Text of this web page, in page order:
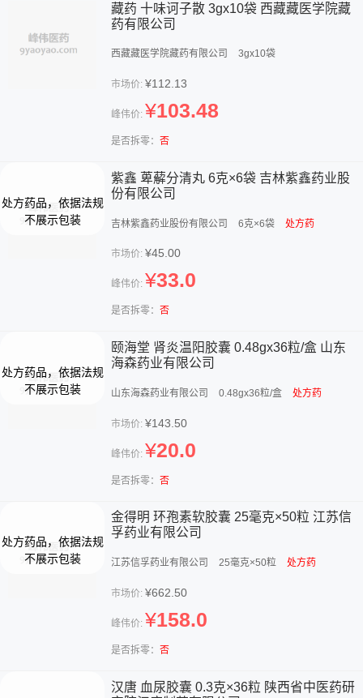
藏药 十味诃子散 3gx10袋 西藏藏医学院藏
药有限公司
西藏藏医学院藏药有限公司 3gx10袋
市场价: ¥112.13
峰伟价: ¥103.48
是否拆零： 否
紫鑫 萆薢分清丸 6克×6袋 吉林紫鑫药业股
份有限公司
吉林紫鑫药业股份有限公司 6克×6袋 处方药
市场价: ¥45.00
峰伟价: ¥33.0
是否拆零： 否
颐海堂 肾炎温阳胶囊 0.48gx36粒/盒 山东
海森药业有限公司
山东海森药业有限公司 0.48gx36粒/盒 处方药
市场价: ¥143.50
峰伟价: ¥20.0
是否拆零： 否
金得明 环孢素软胶囊 25毫克×50粒 江苏信
孚药业有限公司
江苏信孚药业有限公司 25毫克×50粒 处方药
市场价: ¥662.50
峰伟价: ¥158.0
是否拆零： 否
汉唐 血尿胶囊 0.3克×36粒 陕西省中医药研